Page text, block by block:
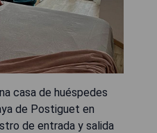
casa de huéspedes
de Postiguet en
de entrada y salida